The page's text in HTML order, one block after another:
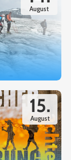
August
15.
August